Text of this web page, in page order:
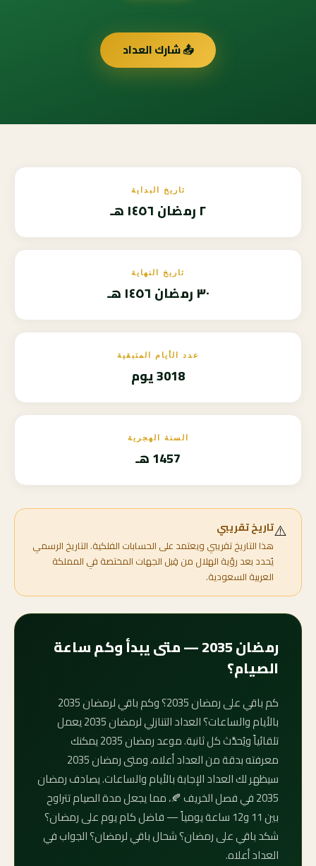
📤 شارك العداد
تاريخ البداية
٢ رمضان ١٤٥٦ هـ
تاريخ النهاية
٣٠ رمضان ١٤٥٦ هـ
عدد الأيام المتبقية
3018 يوم
السنة الهجرية
1457 هـ
⚠️تاريخ تقريبي
هذا التاريخ تقريبي ويعتمد على الحسابات الفلكية. التاريخ الرسمي
يُحدد بعد رؤية الهلال من قِبل الجهات المختصة في المملكة
العربية السعودية.
رمضان 2035 — متى يبدأ وكم ساعة
الصيام؟
كم باقي على رمضان 2035؟ وكم باقي لرمضان 2035
بالأيام والساعات؟ العداد التنازلي لرمضان 2035 يعمل
تلقائياً ويُحدَّث كل ثانية. موعد رمضان 2035 يمكنك
معرفته بدقة من العداد أعلاه، ومتى رمضان 2035
سيظهر لك العداد الإجابة بالأيام والساعات. يصادف رمضان
2035 في فصل الخريف 🍂، مما يجعل مدة الصيام تتراوح
بين 11 و12 ساعة يومياً — فاضل كام يوم على رمضان؟
شكد باقي على رمضان؟ شحال باقي لرمضان؟ الجواب في
العداد أعلاه.